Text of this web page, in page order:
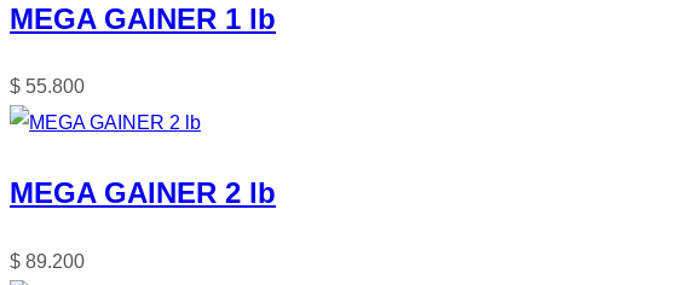
MEGA GAINER 1 lb
$ 55.800
MEGA GAINER 2 lb
$ 89.200